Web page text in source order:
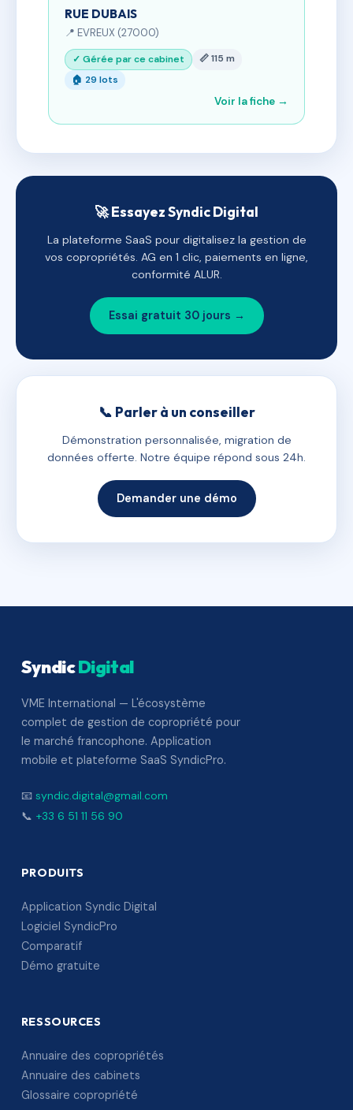
RUE DUBAIS
📍 EVREUX (27000)
✓ Gérée par ce cabinet
📏 115 m
🏠 29 lots
Voir la fiche →
🚀 Essayez Syndic Digital
La plateforme SaaS pour digitalisez la gestion de
vos copropriétés. AG en 1 clic, paiements en ligne,
conformité ALUR.
Essai gratuit 30 jours →
📞 Parler à un conseiller
Démonstration personnalisée, migration de
données offerte. Notre équipe répond sous 24h.
Demander une démo
SyndicDigital
VME International — L'écosystème
complet de gestion de copropriété pour
le marché francophone. Application
mobile et plateforme SaaS SyndicPro.
📧 syndic.digital@gmail.com
📞 +33 6 51 11 56 90
PRODUITS
Application Syndic Digital
Logiciel SyndicPro
Comparatif
Démo gratuite
RESSOURCES
Annuaire des copropriétés
Annuaire des cabinets
Glossaire copropriété